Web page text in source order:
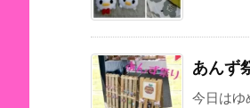
あんず
今日はゆ